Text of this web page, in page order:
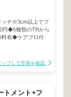
ッチ※3cm以上でプ
円◆5種類のTRから
料有◆ケアプロ付
ップして空席を確認
トメント+フ